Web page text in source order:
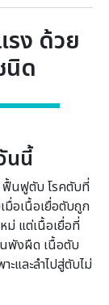
ง ด้วย
นิด
นนี้
ฟื้นฟูตับ โรคตับที่
มื่อเนื้อเยื่อตับถูก
ม่ แต่เนื้อเยื่อที่
นพังผืด เนื้อตับ
ะและลำไปสู่ตับไม่